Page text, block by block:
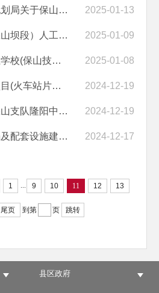
保山市自然资源和规划局关于保山吾悦广场1#地块项目规划方案公示 2025-01-13
保山市东河流域（保山坝段）人工湿地水质净化工程（一期）一标段建设工... 2025-01-09
云南省保山中等专业学校(保山技师学院)食品工程系畜牧兽医专业临时用房... 2025-01-08
隆阳区限价房建设项目(火车站片区7号地块）一期建设项目工程规划核实公... 2024-12-19
云南森林消防总队保山支队隆阳中队消防车库、器材库建设项目规划核实信... 2024-12-19
保山中心城市停车场及配套设施建设项目(二期)--玉泉路延长线停车场建设... 2024-12-17
1 ... 9 10 11 12 13
尾页 到第 页 跳转
县区政府